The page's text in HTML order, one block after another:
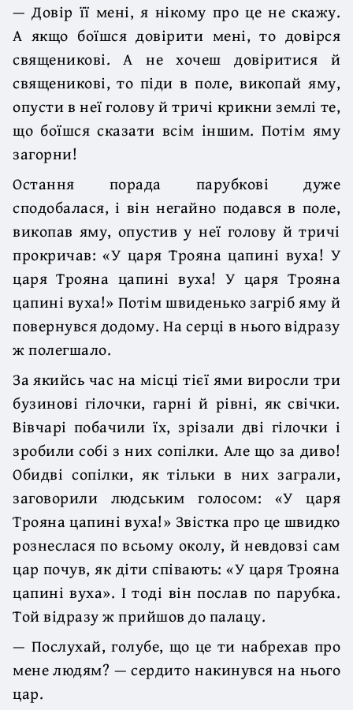
— Довір її мені, я нікому про це не скажу.
А якщо боїшся довірити мені, то довірся
священикові. А не хочеш довіритися й
священикові, то піди в поле, викопай яму,
опусти в неї голову й тричі крикни землі те,
що боїшся сказати всім іншим. Потім яму
загорни!
Остання порада парубкові дуже
сподобалася, і він негайно подався в поле,
викопав яму, опустив у неї голову й тричі
прокричав: «У царя Трояна цапині вуха! У
царя Трояна цапині вуха! У царя Трояна
цапині вуха!» Потім швиденько загріб яму й
повернувся додому. На серці в нього відразу
ж полегшало.
За якийсь час на місці тієї ями виросли три
бузинові гілочки, гарні й рівні, як свічки.
Вівчарі побачили їх, зрізали дві гілочки і
зробили собі з них сопілки. Але що за диво!
Обидві сопілки, як тільки в них заграли,
заговорили людським голосом: «У царя
Трояна цапині вуха!» Звістка про це швидко
рознеслася по всьому околу, й невдовзі сам
цар почув, як діти співають: «У царя Трояна
цапині вуха». І тоді він послав по парубка.
Той відразу ж прийшов до палацу.
— Послухай, голубе, що це ти набрехав про
мене людям? — сердито накинувся на нього
цар.